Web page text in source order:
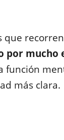
que
por mucho
función
más clara.